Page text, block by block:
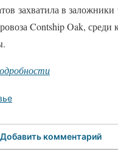
захватила в заложники
Contship Oak, среди
Добавить комментарий